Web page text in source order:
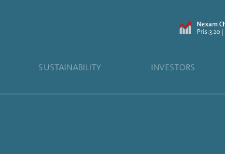
Nexam
Pris:3.20
SUSTAINABILITY INVESTORS